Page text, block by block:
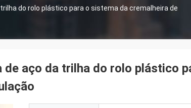
do rolo plástico para o sistema da cremalheira de
aço da trilha do rolo plástico